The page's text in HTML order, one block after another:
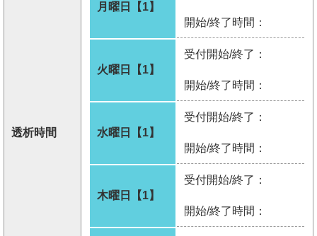
透析時間
月曜日【1】
開始/終了時間：
火曜日【1】
受付開始/終了：
開始/終了時間：
水曜日【1】
受付開始/終了：
開始/終了時間：
木曜日【1】
受付開始/終了：
開始/終了時間：